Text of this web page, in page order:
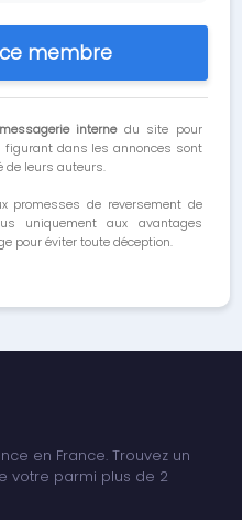
membre
messagerie internedu site pour
figurant dans les annonces sont
de leurs auteurs.
promesses de reversement de
uniquement aux avantages
pour éviter toute déception.
en France. Trouvez un
votre parmi plus de 2